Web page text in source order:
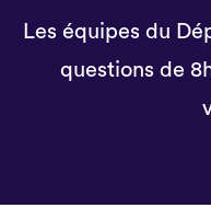
Les équipes du
questions de